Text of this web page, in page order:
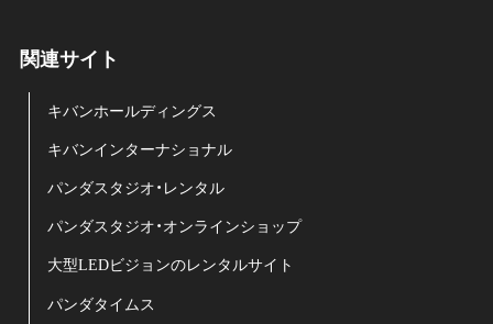
関連サイト
キバンホールディングス
キバンインターナショナル
パンダスタジオ・レンタル
パンダスタジオ・オンラインショップ
大型LEDビジョンのレンタルサイト
パンダタイムス